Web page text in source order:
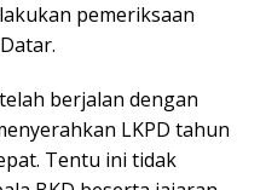
pemeriksaan
berjalan dengan
LKPD tahun
Tentu ini tidak